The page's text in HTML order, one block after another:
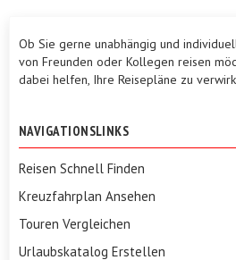
Ob Sie gerne unabhängig und
von Freunden oder Kollegen reisen
dabei helfen, Ihre Reisepläne zu
NAVIGATIONSLINKS
Reisen Schnell Finden
Kreuzfahrplan Ansehen
Touren Vergleichen
Urlaubskatalog Erstellen